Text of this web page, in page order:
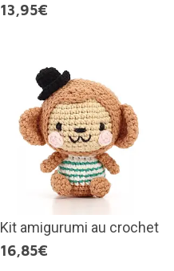
13,95€
Kit amigurumi au crochet
16,85€